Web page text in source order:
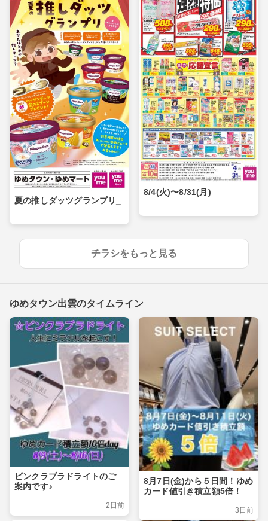
夏の推しダッツグランプリ_
8/4(火)〜8/31(月)_
チラシをもっと見る
ゆめタウン出雲のタイムライン
ピンクラブラドライトのご
案内です♪
2日前
8月7日(金)から５日間！ゆめ
カード値引き積立額5倍！
3日前